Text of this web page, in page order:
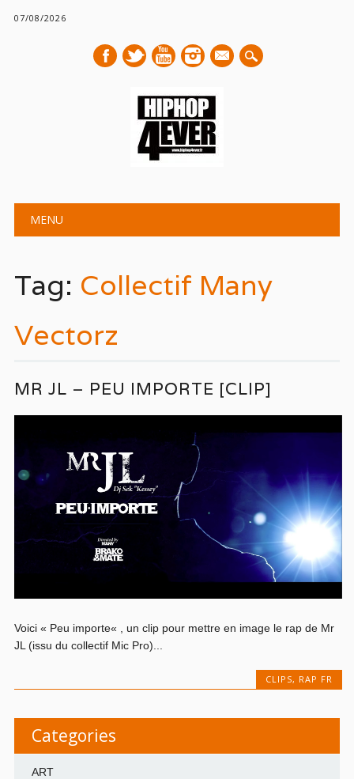
07/08/2026
mail
Main menu
MENU
Tag: Collectif Many
Vectorz
MR JL – PEU IMPORTE [CLIP]
Voici « Peu importe« , un clip pour mettre en image le rap de Mr
JL (issu du collectif Mic Pro)...
CLIPS, RAP FR
Categories
ART